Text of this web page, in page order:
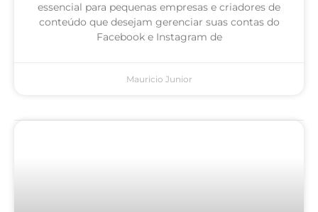
essencial para pequenas empresas e criadores de
conteúdo que desejam gerenciar suas contas do
Facebook e Instagram de
Mauricio Junior